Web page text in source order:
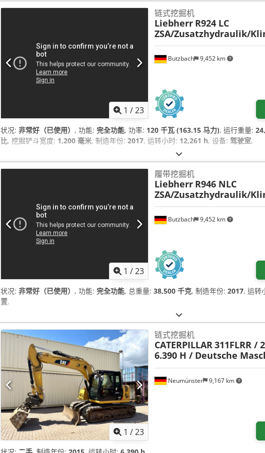
1 /23
Butzbach 9,452 km
链式挖掘机
Liebherr R924 LC
ZSA/Zusatzhydraulik/
状况: 非常好（已使用） , 功能: 完全功能, 功率: 120 千瓦 (163.15 马力), 运行重量:
比, 挖掘铲斗宽度: 1,200 毫米, 制造年份: 2017, 运转小时: 12,261 h, 设备: 驾驶室,
1 /23
Butzbach 9,452 km
履带挖掘机
Liebherr R946 NLC
ZSA/Zusatzhydraulik/
状况: 非常好（已使用） , 功能: 完全功能, 总重量: 38,500 千克, 制造年份: 2017, 运转
置,
1 /23
Neumünster 9,167 km
链式挖掘机
CATERPILLAR311FLRR /
6.390 H / Deutsche